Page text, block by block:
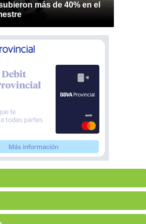
más de 40% en el